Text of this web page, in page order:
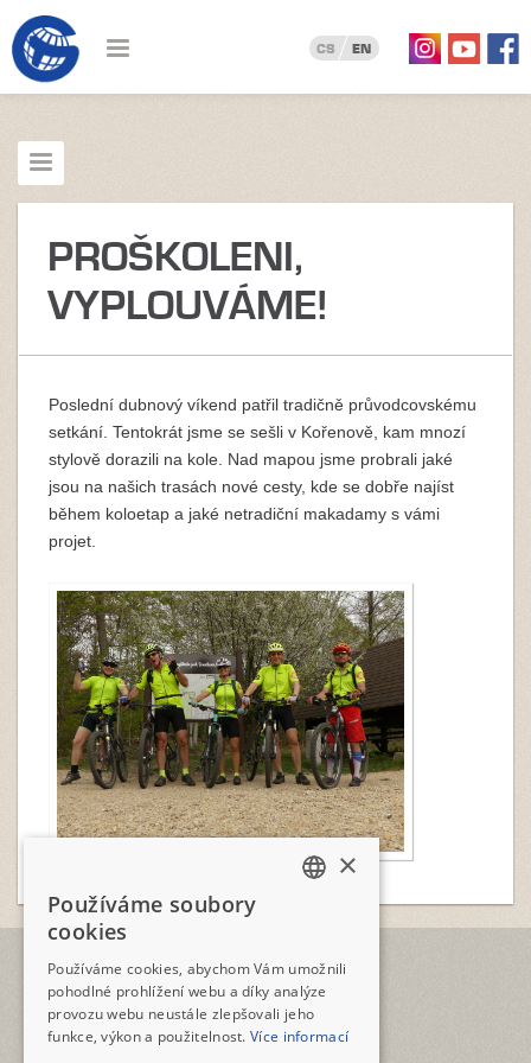
CS EN
PROŠKOLENI,
VYPLOUVÁME!
Poslední dubnový víkend patřil tradičně průvodcovskému
setkání. Tentokrát jsme se sešli v Kořenově, kam mnozí
stylově dorazili na kole. Nad mapou jsme probrali jaké
jsou na našich trasách nové cesty, kde se dobře najíst
během koloetap a jaké netradiční makadamy s vámi
projet.
TELEFON
+420 2573 12345
E-MAIL
×
Používáme soubory
cookies
Používáme cookies, abychom Vám umožnili
pohodlné prohlížení webu a díky analýze
provozu webu neustále zlepšovali jeho
funkce, výkon a použitelnost.Více informací